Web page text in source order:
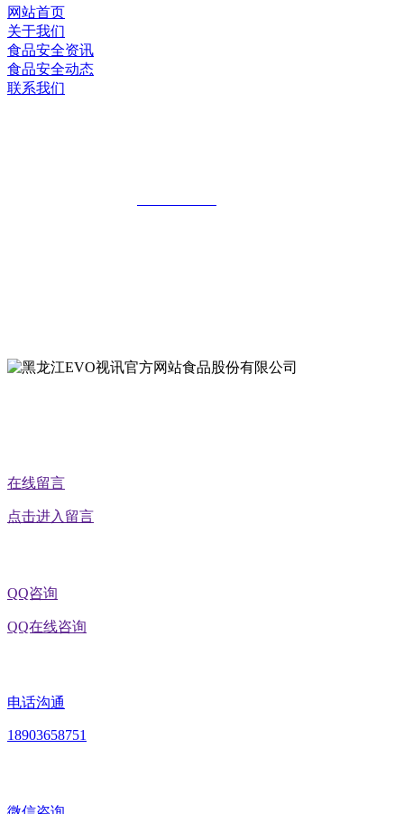
网站首页
关于我们
食品安全资讯
食品安全动态
联系我们
在线留言
点击进入留言
QQ咨询
QQ在线咨询
电话沟通
18903658751